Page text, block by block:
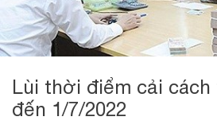
Lùi thời điểm cải
đến 1/7/2022